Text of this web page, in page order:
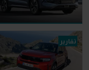
تقارير